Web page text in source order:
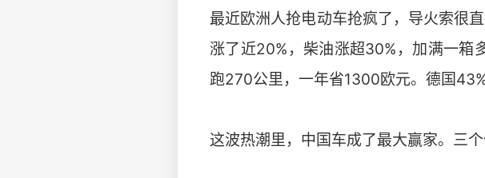
最近欧洲人抢电动车抢疯了，导火索很
涨了近20%，柴油涨超30%，加满一箱
跑270公里，一年省1300欧元。德国
这波热潮里，中国车成了最大赢家。三